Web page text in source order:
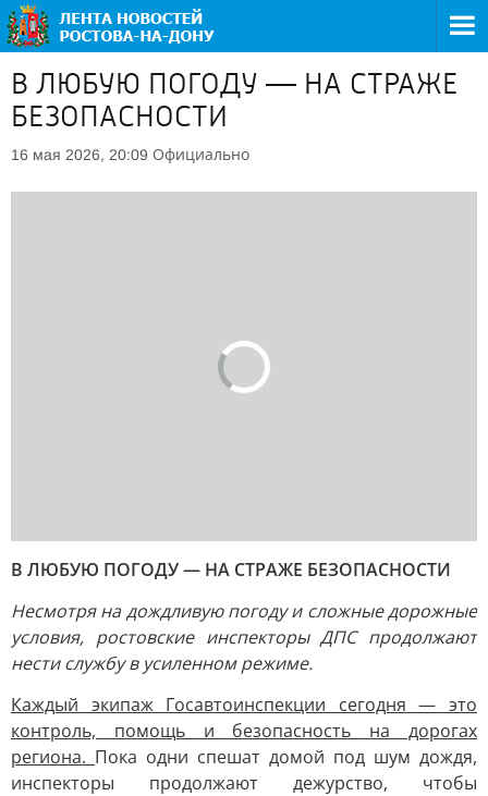
В ЛЮБУЮ ПОГОДУ — НА СТРАЖЕ
БЕЗОПАСНОСТИ
16 мая 2026, 20:09 Официально
В ЛЮБУЮ ПОГОДУ — НА СТРАЖЕ БЕЗОПАСНОСТИ
Несмотря на дождливую погоду и сложные дорожные
условия, ростовские инспекторы ДПС продолжают
нести службу в усиленном режиме.
Каждый экипаж Госавтоинспекции сегодня — это
контроль, помощь и безопасность на дорогах
региона. Пока одни спешат домой под шум дождя,
инспекторы продолжают дежурство, чтобы